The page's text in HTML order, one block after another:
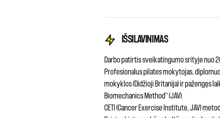
IŠSILAVINIMAS
Darbo patirtis sveikatingumo srityje nuo
Profesionalus pilates mokytojas,
mokyklos (Didžioji Britanija) ir pažengęs
Biomechanics Method“ (JAV).
CETI (Cancer Exercise Institute, JAV)